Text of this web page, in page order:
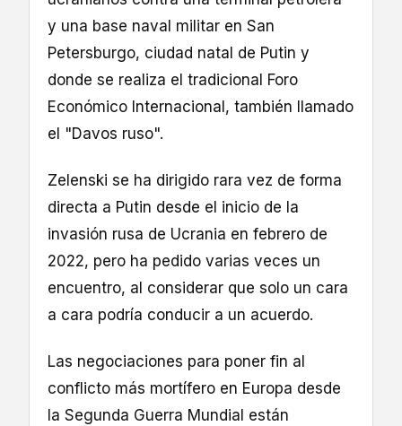
y una base naval militar en San
Petersburgo, ciudad natal de Putin y
donde se realiza el tradicional Foro
Económico Internacional, también llamado
el "Davos ruso".
Zelenski se ha dirigido rara vez de forma
directa a Putin desde el inicio de la
invasión rusa de Ucrania en febrero de
2022, pero ha pedido varias veces un
encuentro, al considerar que solo un cara
a cara podría conducir a un acuerdo.
Las negociaciones para poner fin al
conflicto más mortífero en Europa desde
la Segunda Guerra Mundial están